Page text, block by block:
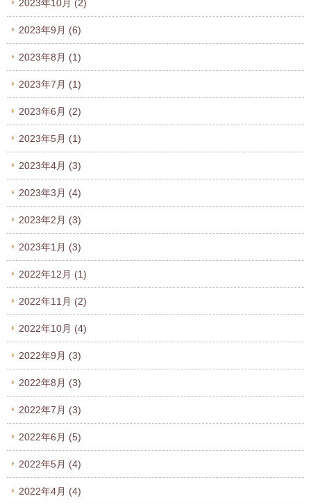
2023年10月 (2)
2023年9月 (6)
2023年8月 (1)
2023年7月 (1)
2023年6月 (2)
2023年5月 (1)
2023年4月 (3)
2023年3月 (4)
2023年2月 (3)
2023年1月 (3)
2022年12月 (1)
2022年11月 (2)
2022年10月 (4)
2022年9月 (3)
2022年8月 (3)
2022年7月 (3)
2022年6月 (5)
2022年5月 (4)
2022年4月 (4)